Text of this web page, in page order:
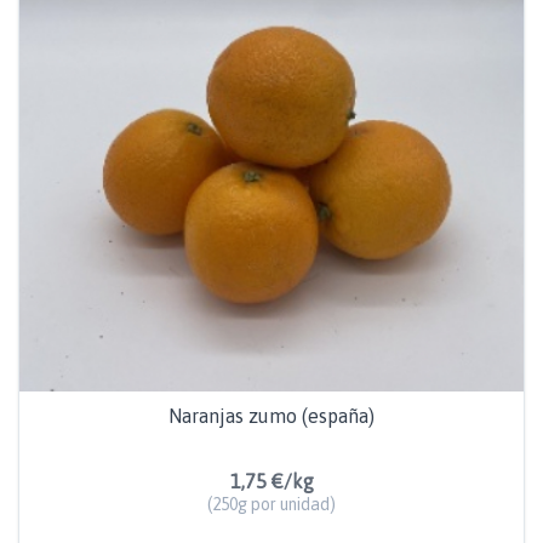
Naranjas zumo (españa)
1,75 €/kg
(250g por unidad)